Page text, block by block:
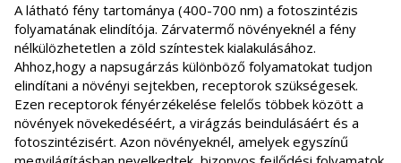
A látható fény tartománya (400-700 nm) a fotoszintézis
folyamatának elindítója. Zárvatermő növényeknél a fény
nélkülözhetetlen a zöld színtestek kialakulásához.
Ahhoz,hogy a napsugárzás különböző folyamatokat tudjon
elindítani a növényi sejtekben, receptorok szükségesek.
Ezen receptorok fényérzékelése felelős többek között a
növények növekedéséért, a virágzás beindulásáért és a
fotoszintézisért. Azon növényeknél, amelyek egyszínű